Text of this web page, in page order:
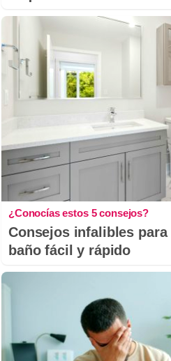
¿Conocías estos 5 consejos?
Consejos infalibles para
baño fácil y rápido